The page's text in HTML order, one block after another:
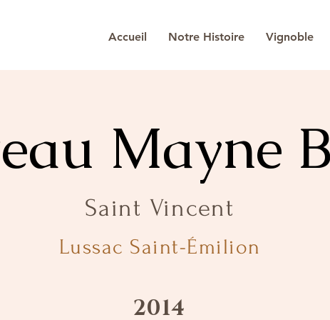
Accueil Notre Histoire Vignoble
Mayne
Saint Vincent
Lussac Saint-Émilion
2014